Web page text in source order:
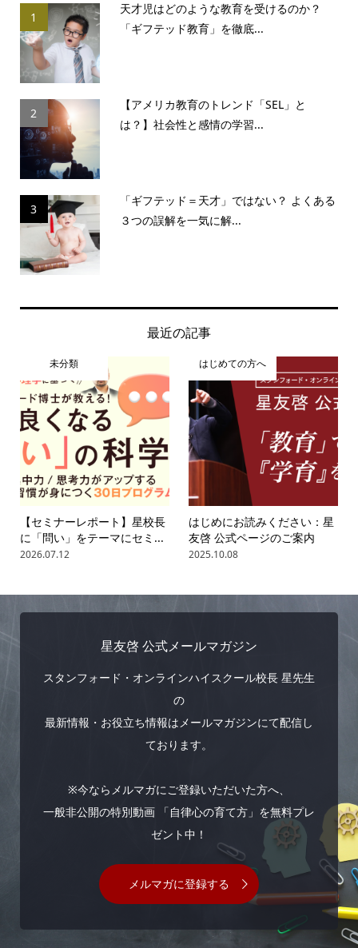
1
天才児はどのような教育を受けるのか？
「ギフテッド教育」を徹底...
2
【アメリカ教育のトレンド「SEL」と
は？】社会性と感情の学習...
3
「ギフテッド＝天才」ではない？ よくある
３つの誤解を一気に解...
最近の記事
未分類
【セミナーレポート】星校長
に「問い」をテーマにセミ...
2026.07.12
はじめての方へ
はじめにお読みください：星
友啓 公式ページのご案内
2025.10.08
星友啓 公式メールマガジン
スタンフォード・オンラインハイスクール校長 星先生
の
最新情報・お役立ち情報はメールマガジンにて配信し
ております。
※今ならメルマガにご登録いただいた方へ、
一般非公開の特別動画 「自律心の育て方」を無料プレ
ゼント中！
メルマガに登録する